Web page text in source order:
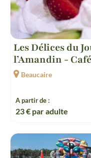
Les Délices du
l’Amandin -
Beaucaire
A partir de :
23€ par adulte